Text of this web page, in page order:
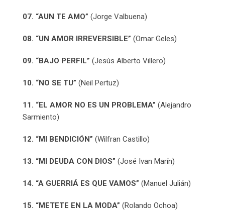
07. “AUN TE AMO” (Jorge Valbuena)
08. “UN AMOR IRREVERSIBLE” (Omar Geles)
09. “BAJO PERFIL” (Jesús Alberto Villero)
10. “NO SE TU” (Neil Pertuz)
11. “EL AMOR NO ES UN PROBLEMA” (Alejandro
Sarmiento)
12. “MI BENDICIÓN” (Wilfran Castillo)
13. “MI DEUDA CON DIOS” (José Ivan Marín)
14. “A GUERRIÁ ES QUE VAMOS” (Manuel Julián)
15. “METETE EN LA MODA” (Rolando Ochoa)